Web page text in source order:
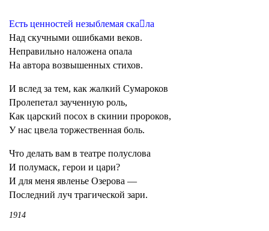
Есть ценностей незыблемая скала
Над скучными ошибками веков.
Неправильно наложена опала
На автора возвышенных стихов.
И вслед за тем, как жалкий Сумароков
Пролепетал заученную роль,
Как царский посох в скинии пророков,
У нас цвела торжественная боль.
Что делать вам в театре полуслова
И полумаск, герои и цари?
И для меня явленье Озерова —
Последний луч трагической зари.
1914